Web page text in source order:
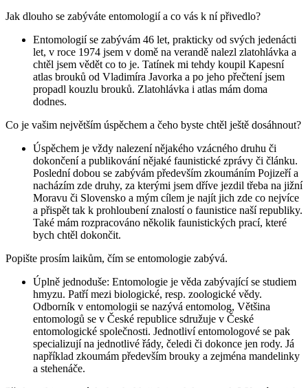
Jak dlouho se zabýváte entomologií a co vás k ní přivedlo?
Entomologií se zabývám 46 let, prakticky od svých jedenácti
let, v roce 1974 jsem v domě na verandě nalezl zlatohlávka a
chtěl jsem vědět co to je. Tatínek mi tehdy koupil Kapesní
atlas brouků od Vladimíra Javorka a po jeho přečtení jsem
propadl kouzlu brouků. Zlatohlávka i atlas mám doma
dodnes.
Co je vašim největším úspěchem a čeho byste chtěl ještě dosáhnout?
Úspěchem je vždy nalezení nějakého vzácného druhu či
dokončení a publikování nějaké faunistické zprávy či článku.
Poslední dobou se zabývám především zkoumáním Pojizeří a
nacházím zde druhy, za kterými jsem dříve jezdil třeba na jižní
Moravu či Slovensko a mým cílem je najít jich zde co nejvíce
a přispět tak k prohloubení znalostí o faunistice naší republiky.
Také mám rozpracováno několik faunistických prací, které
bych chtěl dokončit.
Popište prosím laikům, čím se entomologie zabývá.
Úplně jednoduše: Entomologie je věda zabývající se studiem
hmyzu. Patří mezi biologické, resp. zoologické vědy.
Odborník v entomologii se nazývá entomolog, Většina
entomologů se v České republice sdružuje v České
entomologické společnosti. Jednotliví entomologové se pak
specializují na jednotlivé řády, čeledi či dokonce jen rody. Já
například zkoumám především brouky a zejména mandelinky
a stehenáče.